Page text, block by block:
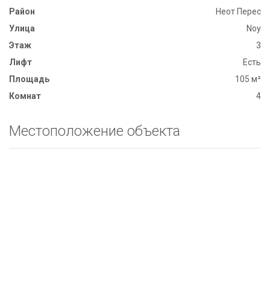
Район
Неот Перес
Улица
Noy
Этаж
3
Лифт
Есть
Площадь
105 м²
Комнат
4
Местоположение объекта